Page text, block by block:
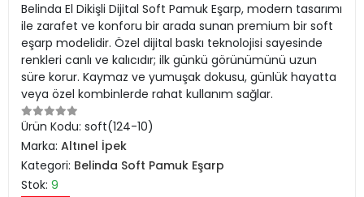
Belinda El Dikişli Dijital Soft Pamuk Eşarp, modern tasarımı
ile zarafet ve konforu bir arada sunan premium bir soft
eşarp modelidir. Özel dijital baskı teknolojisi sayesinde
renkleri canlı ve kalıcıdır; ilk günkü görünümünü uzun
süre korur. Kaymaz ve yumuşak dokusu, günlük hayatta
veya özel kombinlerde rahat kullanım sağlar.
Ürün Kodu: soft(124-10)
Marka: Altınel İpek
Kategori: Belinda Soft Pamuk Eşarp
Stok: 9